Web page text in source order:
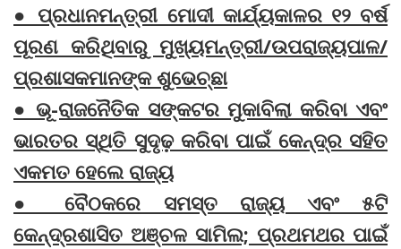
● ପ୍ରଧାନମନ୍ତ୍ରୀ ମୋଦୀ କାର୍ଯ୍ୟକାଳର ୧୨ ବର୍ଷ
ପୂରଣ କରିଥିବାରୁ ମୁଖ୍ୟମନ୍ତ୍ରୀ/ଉପରାଜ୍ୟପାଳ/
ପ୍ରଶାସକମାନଙ୍କ ଶୁଭେଚ୍ଛା
● ଭୂ-ରାଜନୈତିକ ସଙ୍କଟର ମୁକାବିଲା କରିବା ଏବଂ
ଭାରତର ସ୍ଥିତି ସୁଦୃଢ଼ କରିବା ପାଇଁ କେନ୍ଦ୍ର ସହିତ
ଏକମତ ହେଲେ ରାଜ୍ୟ
● ବୈଠକରେ ସମସ୍ତ ରାଜ୍ୟ ଏବଂ ୫ଟି
କେନ୍ଦ୍ରଶାସିତ ଅଞ୍ଚଳ ସାମିଲ; ପ୍ରଥମଥର ପାଇଁ